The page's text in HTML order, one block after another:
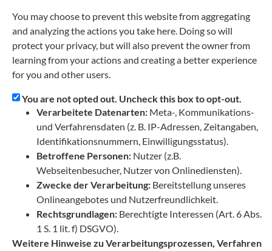
You may choose to prevent this website from aggregating
and analyzing the actions you take here. Doing so will
protect your privacy, but will also prevent the owner from
learning from your actions and creating a better experience
for you and other users.
You are not opted out. Uncheck this box to opt-out.
Verarbeitete Datenarten: Meta-, Kommunikations-
und Verfahrensdaten (z. B. IP-Adressen, Zeitangaben,
Identifikationsnummern, Einwilligungsstatus).
Betroffene Personen: Nutzer (z.B.
Webseitenbesucher, Nutzer von Onlinediensten).
Zwecke der Verarbeitung: Bereitstellung unseres
Onlineangebotes und Nutzerfreundlichkeit.
Rechtsgrundlagen: Berechtigte Interessen (Art. 6 Abs.
1 S. 1 lit. f) DSGVO).
Weitere Hinweise zu Verarbeitungsprozessen, Verfahren